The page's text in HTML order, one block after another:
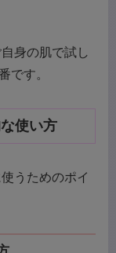
身の肌で試し
です。
使い方
うためのポイ